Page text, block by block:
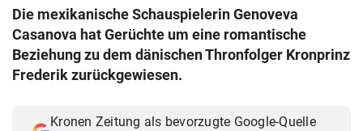
search
eingeben
Muthgasse 2, 1190 Wien
Die mexikanische Schauspielerin Genoveva
Casanova hat Gerüchte um eine romantische
Beziehung zu dem dänischen Thronfolger Kronprinz
Frederik zurückgewiesen.
Kronen Zeitung als bevorzugte Google-Quelle